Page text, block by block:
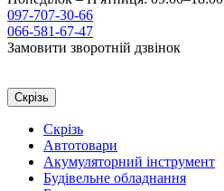
097-707-30-66
066-581-67-47
Замовити зворотній дзвінок
Скрізь
Скрізь
Автотовари
Акумуляторний інструмент
Будівельне обладнання